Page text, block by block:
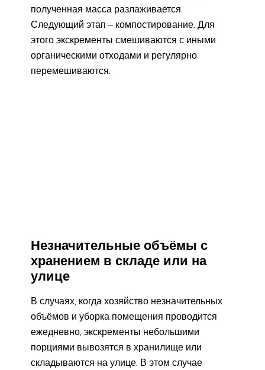
полученная масса разлаживается.
Следующий этап – компостирование. Для
этого экскременты смешиваются с иными
органическими отходами и регулярно
перемешиваются.
Незначительные объёмы с
хранением в складе или на
улице
В случаях, когда хозяйство незначительных
объёмов и уборка помещения проводится
ежедневно, экскременты небольшими
порциями вывозятся в хранилище или
складываются на улице. В этом случае